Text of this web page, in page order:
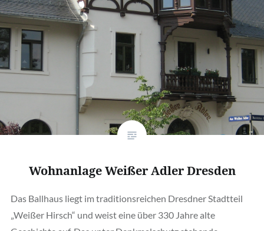
Wohnanlage Weißer Adler Dresden
Das Ballhaus liegt im traditionsreichen Dresdner Stadtteil
„Weißer Hirsch“ und weist eine über 330 Jahre alte